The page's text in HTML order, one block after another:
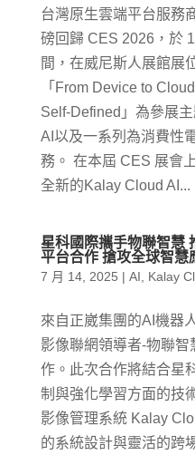
台灣原生雲端平台服務
磅回歸 CES 2026，於
間，在威尼斯人展館展
「From Device to
Self-Defined」為參展
AI以及一系列為消費性
務。 在本屆 CES 展會
全新的Kalay Cloud AI...
星科國際攜手物聯智慧
平台合作 搶攻全球智慧
7 月 14, 2025 | AI Kalay
來自正崴集團的AI機器
影像聯網領導者-物聯
作。此次合作將結合星
制與強化學習方面的技
影像管理系統 Kalay
的系統設計與靈活的跨